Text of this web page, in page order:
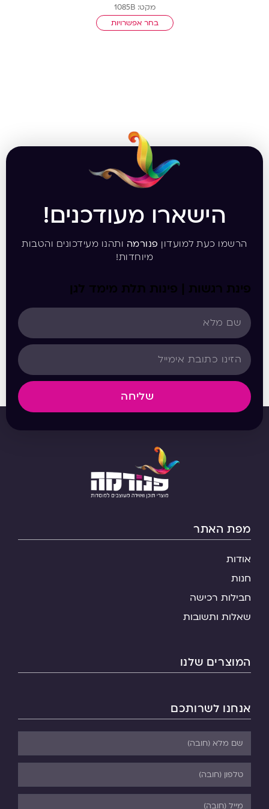
מקט: 1085B
בחר אפשרויות
הישארו מעודכנים!
הרשמו כעת למועדון פנורמה ותהנו מעידכונים והטבות
מיוחדות!
פינת רגשות | פינות תלת מימד לגן
שליחה
מפת האתר
אודות
חנות
חבילות רכישה
שאלות ותשובות
המוצרים שלנו
אנחנו לשרותכם